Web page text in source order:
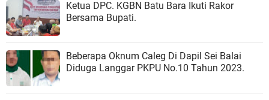
Ketua DPC. KGBN Batu Bara Ikuti Rakor
Bersama Bupati.
Beberapa Oknum Caleg Di Dapil Sei Balai
Diduga Langgar PKPU No.10 Tahun 2023.